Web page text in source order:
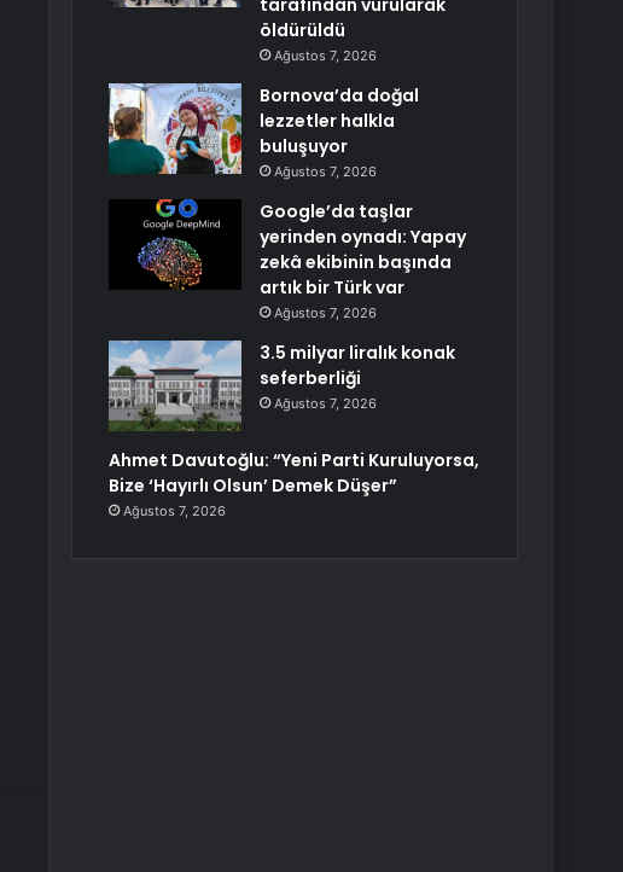
tarafından vurularak
öldürüldü
Ağustos 7, 2026
Bornova’da doğal
lezzetler halkla
buluşuyor
Ağustos 7, 2026
Google’da taşlar
yerinden oynadı: Yapay
zekâ ekibinin başında
artık bir Türk var
Ağustos 7, 2026
3.5 milyar liralık konak
seferberliği
Ağustos 7, 2026
Ahmet Davutoğlu: “Yeni Parti Kuruluyorsa,
Bize ‘Hayırlı Olsun’ Demek Düşer”
Ağustos 7, 2026